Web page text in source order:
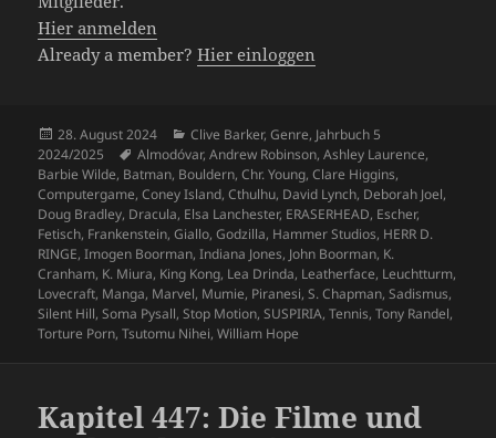
Hier anmelden
Already a member?Hier einloggen
Veröffentlicht
am
28. August 2024 Kategorien
Clive Barker,Genre, Jahrbuch 5
2024/2025
Schlagwörter
Almodóvar,Andrew Robinson,Ashley Laurence,
Barbie Wilde, Batman, Bouldern,Chr. Young,Clare Higgins,
Computergame,Coney Island,Cthulhu, David Lynch, Deborah Joel,
Doug Bradley, Dracula, Elsa Lanchester, ERASERHEAD, Escher,
Fetisch, Frankenstein,Giallo,Godzilla, Hammer Studios, HERR D.
RINGE,Imogen Boorman,Indiana Jones, John Boorman, K.
Cranham, K. Miura, King Kong, Lea Drinda, Leatherface, Leuchtturm,
Lovecraft, Manga, Marvel, Mumie, Piranesi,S. Chapman,Sadismus,
Silent Hill,Soma Pysall,Stop Motion,SUSPIRIA,Tennis,Tony Randel,
Torture Porn,Tsutomu Nihei,William Hope
Kapitel 447: Die Filme und